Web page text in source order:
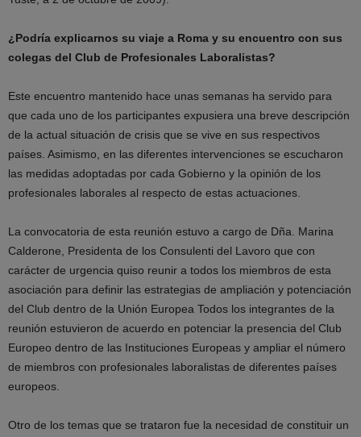
¿Podría explicarnos su viaje a Roma y su encuentro con sus
colegas del Club de Profesionales Laboralistas?
Este encuentro mantenido hace unas semanas ha servido para
que cada uno de los participantes expusiera una breve descripción
de la actual situación de crisis que se vive en sus respectivos
países. Asimismo, en las diferentes intervenciones se escucharon
las medidas adoptadas por cada Gobierno y la opinión de los
profesionales laborales al respecto de estas actuaciones.
La convocatoria de esta reunión estuvo a cargo de Dña. Marina
Calderone, Presidenta de los Consulenti del Lavoro que con
carácter de urgencia quiso reunir a todos los miembros de esta
asociación para definir las estrategias de ampliación y potenciación
del Club dentro de la Unión Europea Todos los integrantes de la
reunión estuvieron de acuerdo en potenciar la presencia del Club
Europeo dentro de las Instituciones Europeas y ampliar el número
de miembros con profesionales laboralistas de diferentes países
europeos.
Otro de los temas que se trataron fue la necesidad de constituir un